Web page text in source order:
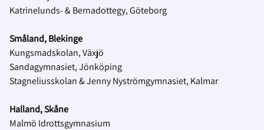
Katrinelunds- & Bernadottegy, Göteborg
Småland, Blekinge
Kungsmadskolan, Växjö
Sandagymnasiet, Jönköping
Stagneliusskolan & Jenny Nyströmgymnasiet, Kalmar
Halland, Skåne
Malmö Idrottsgymnasium